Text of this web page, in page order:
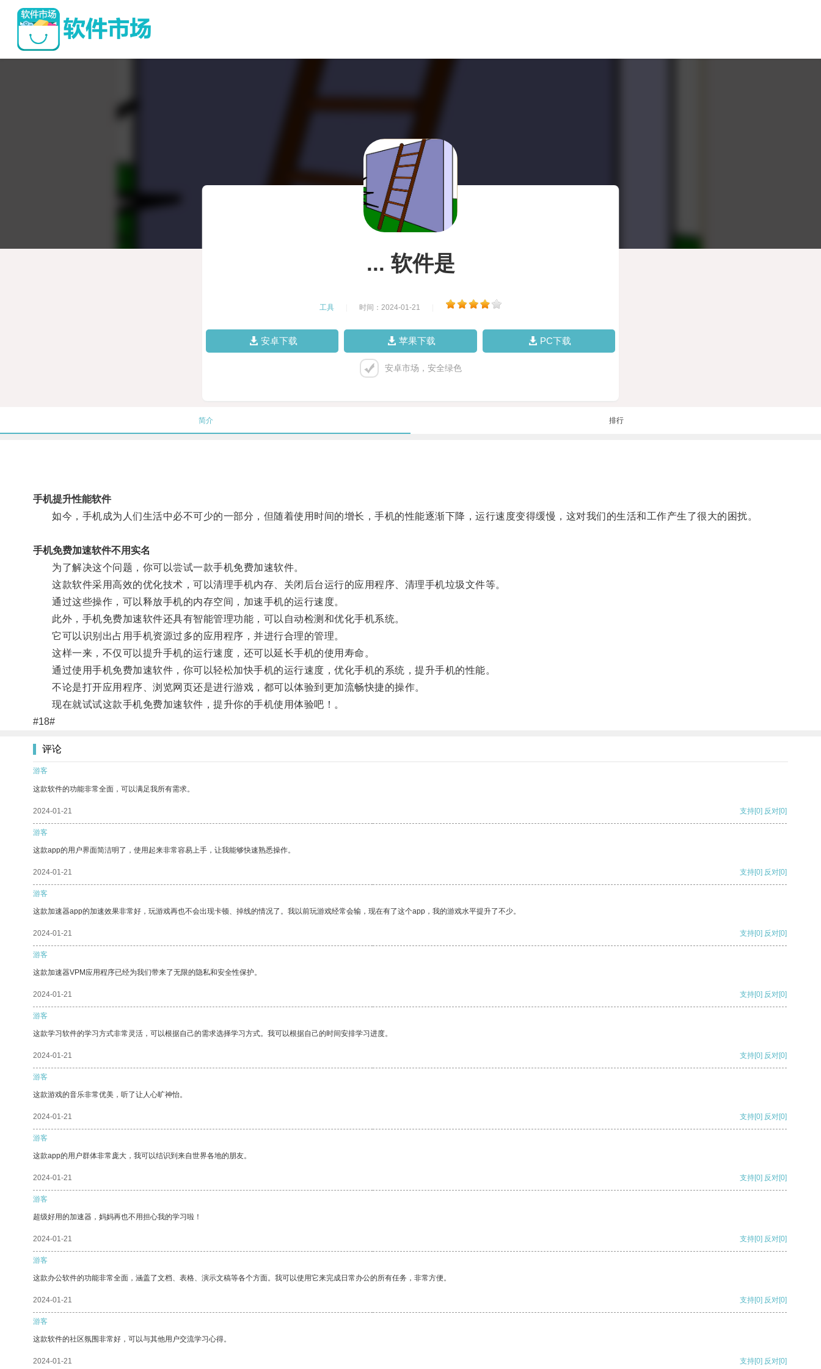
... 软件是
工具 时间：2024-01-21
安卓下载 苹果下载 PC下载
安卓市场，安全绿色
简介 排行
手机提升性能软件
如今，手机成为人们生活中必不可少的一部分，但随着使用时间的增长，手机的性能逐渐下降，运行速度变得缓慢，这对我们的生活和工作产生了很大的困扰。
手机免费加速软件不用实名
为了解决这个问题，你可以尝试一款手机免费加速软件。
这款软件采用高效的优化技术，可以清理手机内存、关闭后台运行的应用程序、清理手机垃圾文件等。
通过这些操作，可以释放手机的内存空间，加速手机的运行速度。
此外，手机免费加速软件还具有智能管理功能，可以自动检测和优化手机系统。
它可以识别出占用手机资源过多的应用程序，并进行合理的管理。
这样一来，不仅可以提升手机的运行速度，还可以延长手机的使用寿命。
通过使用手机免费加速软件，你可以轻松加快手机的运行速度，优化手机的系统，提升手机的性能。
不论是打开应用程序、浏览网页还是进行游戏，都可以体验到更加流畅快捷的操作。
现在就试试这款手机免费加速软件，提升你的手机使用体验吧！。
#18#
评论
游客
这款软件的功能非常全面，可以满足我所有需求。
2024-01-21 支持[0] 反对[0]
游客
这款app的用户界面简洁明了，使用起来非常容易上手，让我能够快速熟悉操作。
2024-01-21 支持[0] 反对[0]
游客
这款加速器app的加速效果非常好，玩游戏再也不会出现卡顿、掉线的情况了。我以前玩游戏经常会输，现在有了这个app，我的游戏水平提升了不少。
2024-01-21 支持[0] 反对[0]
游客
这款加速器VPM应用程序已经为我们带来了无限的隐私和安全性保护。
2024-01-21 支持[0] 反对[0]
游客
这款学习软件的学习方式非常灵活，可以根据自己的需求选择学习方式。我可以根据自己的时间安排学习进度。
2024-01-21 支持[0] 反对[0]
游客
这款游戏的音乐非常优美，听了让人心旷神怡。
2024-01-21 支持[0] 反对[0]
游客
这款app的用户群体非常庞大，我可以结识到来自世界各地的朋友。
2024-01-21 支持[0] 反对[0]
游客
超级好用的加速器，妈妈再也不用担心我的学习啦！
2024-01-21 支持[0] 反对[0]
游客
这款办公软件的功能非常全面，涵盖了文档、表格、演示文稿等各个方面。我可以使用它来完成日常办公的所有任务，非常方便。
2024-01-21 支持[0] 反对[0]
游客
这款软件的社区氛围非常好，可以与其他用户交流学习心得。
2024-01-21 支持[0] 反对[0]